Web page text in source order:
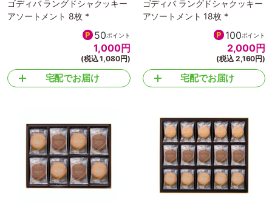
ゴディバ ラングドシャクッキー
アソートメント 8枚 *
50ポイント
1,000円
(税込 1,080円)
宅配でお届け
ゴディバ ラングドシャクッキー
アソートメント 18枚 *
100ポイント
2,000円
(税込 2,160円)
宅配でお届け